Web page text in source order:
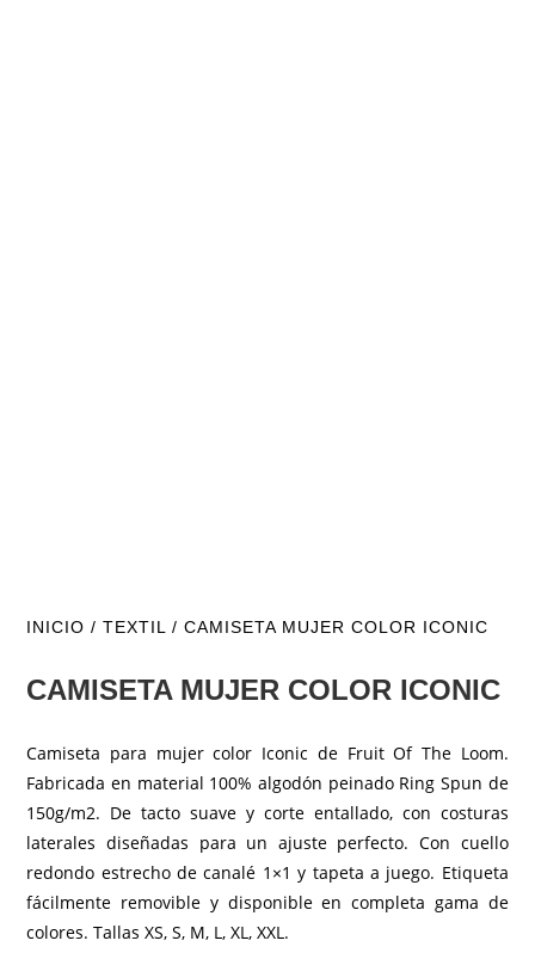
INICIO /TEXTIL / CAMISETA MUJER COLOR ICONIC
CAMISETA MUJER COLOR ICONIC
Camiseta para mujer color Iconic de Fruit Of The Loom.
Fabricada en material 100% algodón peinado Ring Spun de
150g/m2. De tacto suave y corte entallado, con costuras
laterales diseñadas para un ajuste perfecto. Con cuello
redondo estrecho de canalé 1×1 y tapeta a juego. Etiqueta
fácilmente removible y disponible en completa gama de
colores. Tallas XS, S, M, L, XL, XXL.